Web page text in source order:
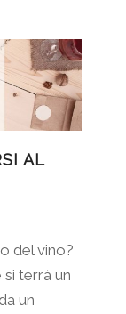
AL
del vino?
terrà un
un